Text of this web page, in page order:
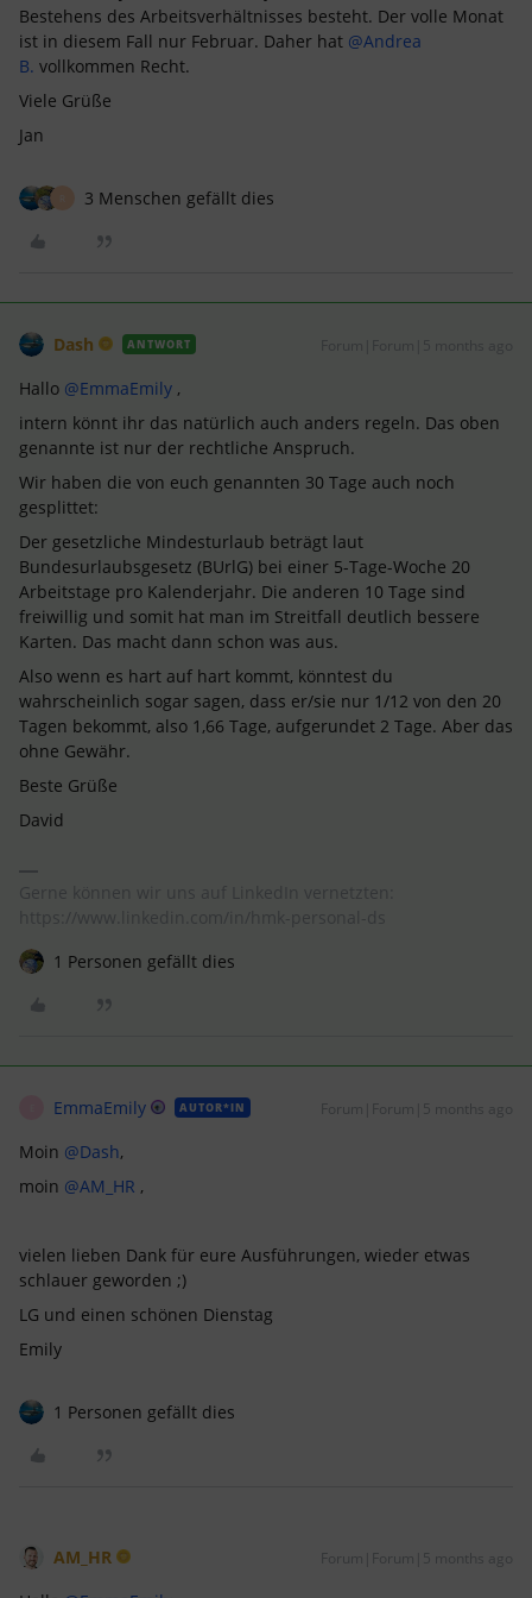
Bestehens des Arbeitsverhältnisses besteht. Der volle Monat
ist in diesem Fall nur Februar. Daher hat ​ @Andrea
B. vollkommen Recht.
Viele Grüße
Jan
3 Menschen gefällt dies
Dash ANTWORT
Hallo ​ @EmmaEmily ,
intern könnt ihr das natürlich auch anders regeln. Das oben
genannte ist nur der rechtliche Anspruch.
Wir haben die von euch genannten 30 Tage auch noch
gesplittet:
Der gesetzliche Mindesturlaub beträgt laut
Bundesurlaubsgesetz (BUrlG) bei einer 5-Tage-Woche 20
Arbeitstage pro Kalenderjahr. Die anderen 10 Tage sind
freiwillig und somit hat man im Streitfall deutlich bessere
Karten. Das macht dann schon was aus.
Also wenn es hart auf hart kommt, könntest du
wahrscheinlich sogar sagen, dass er/sie nur 1/12 von den 20
Tagen bekommt, also 1,66 Tage, aufgerundet 2 Tage. Aber das
ohne Gewähr.
Beste Grüße
David
1 Personen gefällt dies
EmmaEmily AUTOR*IN Forum|Forum|5 months ago
Moin ​ @Dash,
moin ​ @AM_HR ,
vielen lieben Dank für eure Ausführungen, wieder etwas
schlauer geworden ;)
LG und einen schönen Dienstag
Emily
1 Personen gefällt dies
AM_HR Forum|Forum|5 months ago